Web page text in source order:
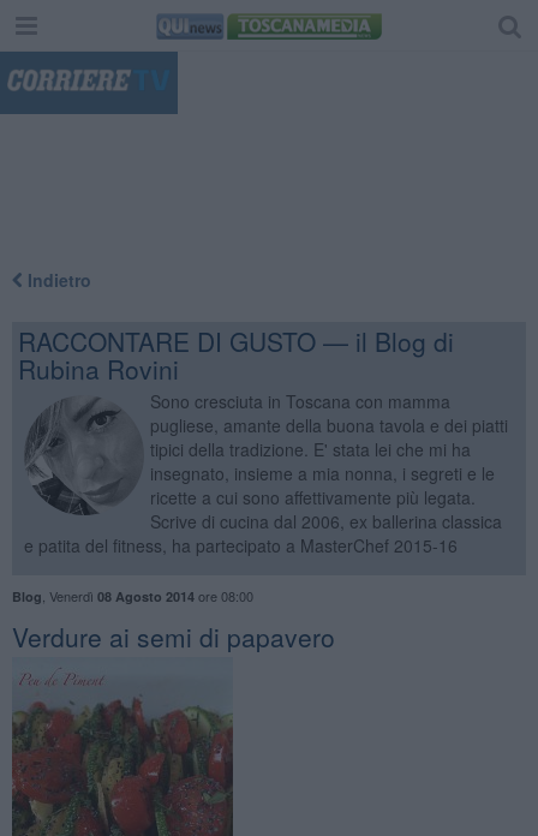
Indietro
RACCONTARE DI GUSTO — il Blog di
Rubina Rovini
Sono cresciuta in Toscana con mamma
pugliese, amante della buona tavola e dei piatti
tipici della tradizione. E' stata lei che mi ha
insegnato, insieme a mia nonna, i segreti e le
ricette a cui sono affettivamente più legata.
Scrive di cucina dal 2006, ex ballerina classica
e patita del fitness, ha partecipato a MasterChef 2015-16
Blog Venerdì 08 Agosto 2014ore 08:00
Verdure ai semi di papavero